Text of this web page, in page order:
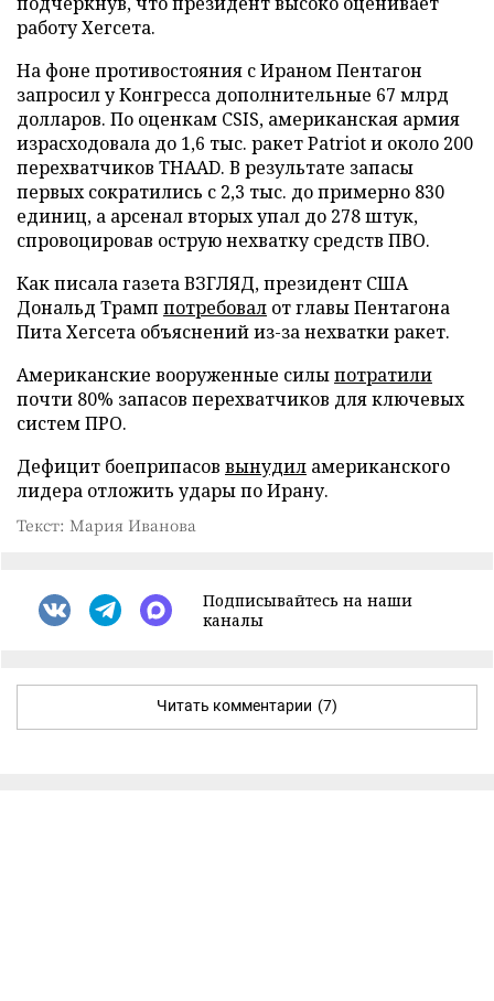
работу Хегсета.
На фоне противостояния с Ираном Пентагон
запросил у Конгресса дополнительные 67 млрд
долларов. По оценкам CSIS, американская армия
израсходовала до 1,6 тыс. ракет Patriot и около 200
перехватчиков THAAD. В результате запасы
первых сократились с 2,3 тыс. до примерно 830
единиц, а арсенал вторых упал до 278 штук,
спровоцировав острую нехватку средств ПВО.
Как писала газета ВЗГЛЯД, президент США
Дональд Трамп потребовал от главы Пентагона
Пита Хегсета объяснений из-за нехватки ракет.
Американские вооруженные силыпотратили
почти 80% запасов перехватчиков для ключевых
систем ПРО.
Дефицит боеприпасов вынудил американского
лидера отложить удары по Ирану.
Текст: Мария Иванова
Подписывайтесь на наши
каналы
Читать комментарии (7)